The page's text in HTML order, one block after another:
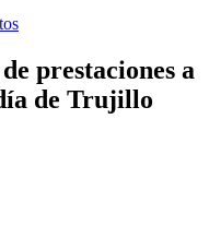
prestaciones a
de Trujillo